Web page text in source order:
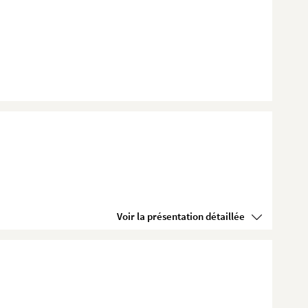
Voir la présentation détaillée